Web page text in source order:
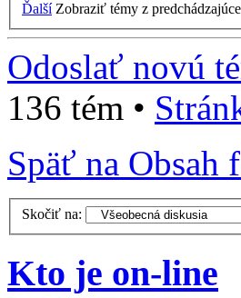
Ďalší Zobraziť témy z
Odoslať novú
136 tém •
Späť na Obsah
Skočiť na:
Kto je on-line